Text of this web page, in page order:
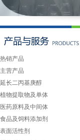
热销产品
主营产品
延长二丙基庚醇
植物提取物及单体
医药原料及中间体
食品及饲料添加剂
表面活性剂
一仲丁胺
莎梵婷-阴离子表面活性